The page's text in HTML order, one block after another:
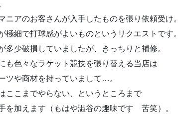
ニアのお客さんが入手したものを張り依頼受け。
極細で打球感がよいものというリクエストです。
多少破損していましたが、きっちりと補修。
も色々なラケット競技を張り替える当店は
ツや商材を持っていまして…。
ここまでやらない、というところまで
を加えます（もはや澁谷の趣味です 苦笑）。